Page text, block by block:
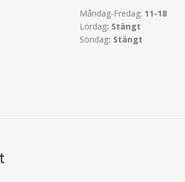
Måndag-Fredag: 11-18
Lördag: Stängt
Söndag: Stängt